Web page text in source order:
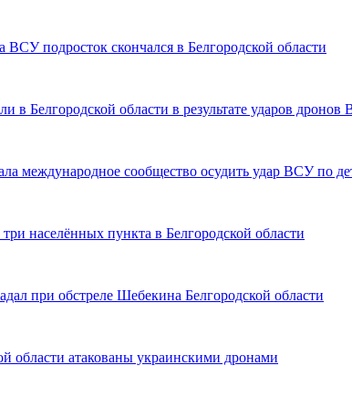
ВСУ подросток скончался в Белгородской области
в Белгородской области в результате ударов
международное сообщество осудить удар ВСУ по
населённых пункта в Белгородской области
при обстреле Шебекина Белгородской области
области атакованы украинскими дронами